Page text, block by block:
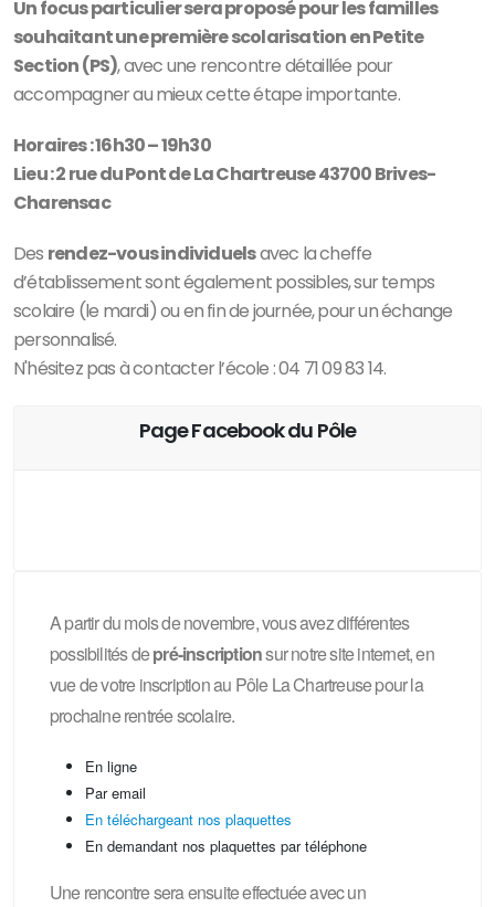
Un focus particulier sera proposé pour les familles
souhaitant une première scolarisation en Petite
Section (PS), avec une rencontre détaillée pour
accompagner au mieux cette étape importante.
Horaires : 16h30 – 19h30
Lieu : 2 rue du Pont de La Chartreuse 43700 Brives-
Charensac
Des rendez-vous individuelsavec la cheffe
d’établissement sont également possibles, sur temps
scolaire (le mardi) ou en fin de journée, pour un échange
personnalisé.
N'hésitez pas à contacter l’école : 04 71 09 83 14.
Page Facebook du Pôle
A partir du mois de novembre, vous avez différentes
possibilités depré-inscriptionsur notre site internet, en
vue de votre inscription au Pôle La Chartreuse pour la
prochaine rentrée scolaire.
En ligne
Par email
En téléchargeant nos plaquettes
En demandant nos plaquettes par téléphone
Une rencontre sera ensuite effectuée avec un